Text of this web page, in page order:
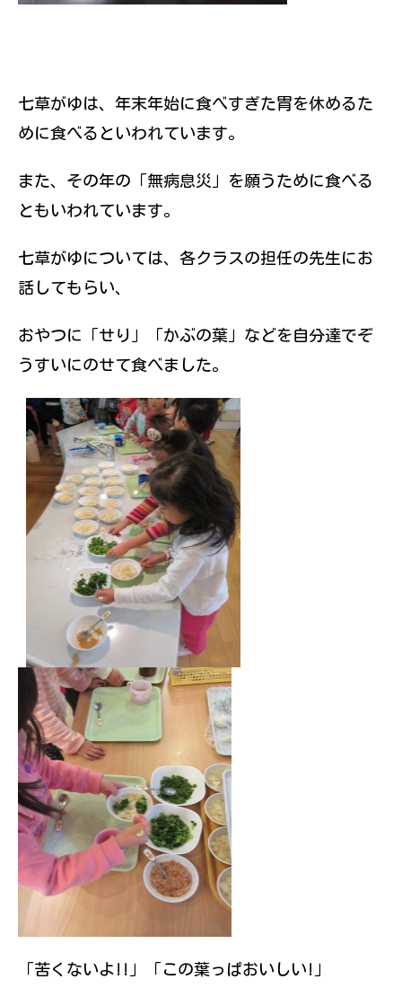
七草がゆは、年末年始に食べすぎた胃を休めるた
めに食べるといわれています。
また、その年の「無病息災」を願うために食べる
ともいわれています。
七草がゆについては、各クラスの担任の先生にお
話してもらい、
おやつに「せり」「かぶの葉」などを自分達でぞ
うすいにのせて食べました。
「苦くないよ!!」「この葉っぱおいしい!」